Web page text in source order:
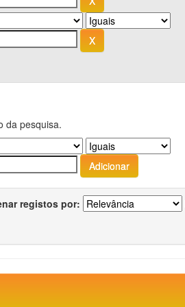
da pesquisa.
registos por: